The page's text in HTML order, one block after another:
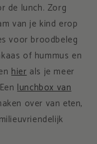
de lunch. Zorg
van je kind erop
voor broodbeleg
of hummus en
hierals je meer
lunchbox van
over van eten,